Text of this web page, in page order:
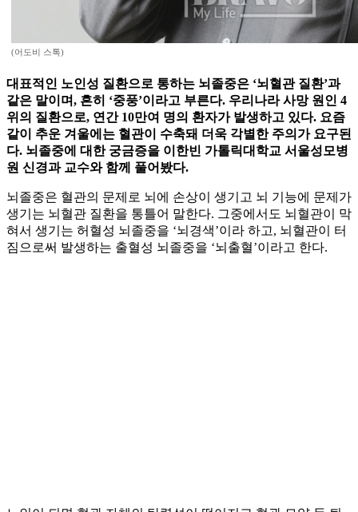
(어도비 스톡)
대표적인 노인성 질환으로 통하는 뇌졸중은 ‘뇌혈관 질환’과
같은 말이며, 흔히 ‘중풍’이라고 부른다. 우리나라 사망 원인 4
위의 질환으로, 연간 10만여 명의 환자가 발생하고 있다. 요즘
같이 추운 겨울에는 혈관이 수축돼 더욱 각별한 주의가 요구된
다. 뇌졸중에 대한 궁금증을 이한빈 가톨릭대학교 서울성모병
원 신경과 교수와 함께 풀어봤다.
뇌졸중은 혈관의 문제로 뇌에 손상이 생기고 뇌 기능에 문제가
생기는 뇌혈관 질환을 통틀어 말한다. 그중에서도 뇌혈관이 막
혀서 생기는 허혈성 뇌졸중을 ‘뇌경색’이라 하고, 뇌혈관이 터
짐으로써 발생하는 출혈성 뇌졸중을 ‘뇌출혈’이라고 한다.